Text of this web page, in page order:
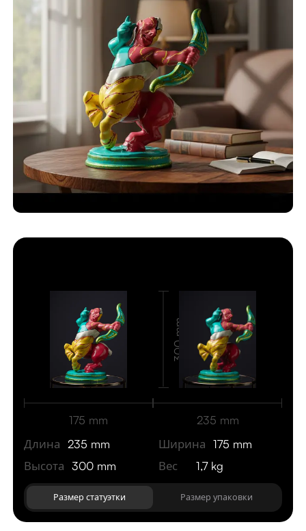
300 mm
175 mm
235 mm
Длина 235 mm Ширина 175 mm
Высота 300 mm Вес 1,7 kg
Размер статуэтки Размер упаковки